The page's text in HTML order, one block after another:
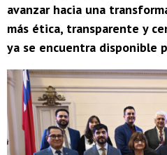
avanzar hacia una
más ética, transparente y
ya se encuentra disponible